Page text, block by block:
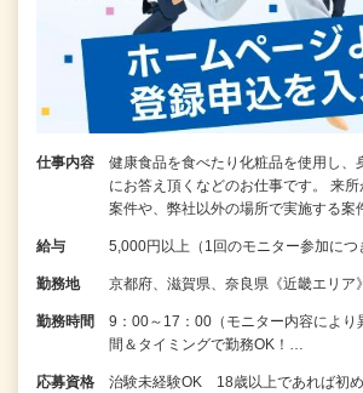
仕事内容
健康食品を食べたり化粧品を使用し、
にお答え頂くなどのお仕事です。 来
案件や、弊社以外の場所で実施する
給与 5,000円以上（1回のモニター参加に
勤務地 京都府、滋賀県、奈良県《近畿エリア》
勤務時間
9：00～17：00（モニター内容により
間＆タイミングで勤務OK！…
応募資格
治験未経験OK 18歳以上であれば初